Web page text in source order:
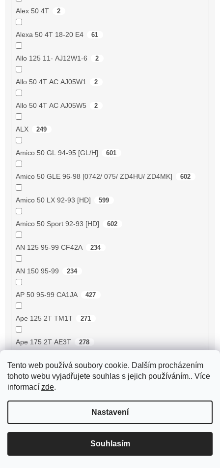
Tento web používá soubory cookie. Dalším procházením
tohoto webu vyjadřujete souhlas s jejich používáním.. Více
informací zde.
Nastavení
Souhlasím
Alex 50 4T 2
Alexa 50 4T 18-20 E4 61
Allo 125 11- AJ12W1-6 2
Allo 50 4T AC AJ05W1 2
Allo 50 4T AC AJ05W5 2
ALX 249
Amico 50 GL 94-95 [GL/H] 601
Amico 50 GLE 96-98 [0742/ 075/ ZD4HU/ ZD4MK] 602
Amico 50 LX 92-93 [HD] 599
Amico 50 Sport 92-93 [HD] 602
AN 125 95-99 CF42A 234
AN 150 95-99 234
AP 50 95-99 CA1JA 427
Ape 125 2T TM1T 271
Ape 175 2T AE3T 278
Ape 190 2T MPA1T 293
Ape 190 2T MPM1T
293